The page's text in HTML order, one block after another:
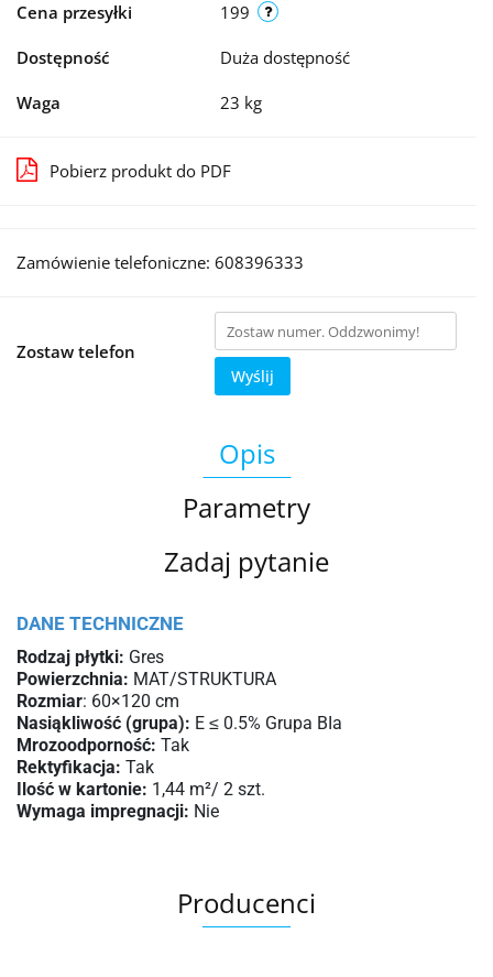
Cena przesyłki 199
Dostępność Duża dostępność
Waga 23 kg
Pobierz produkt do PDF
Zamówienie telefoniczne: 608396333
Zostaw telefon
Wyślij
Opis
Parametry
Zadaj pytanie
DANE TECHNICZNE
Rodzaj płytki: Gres
Powierzchnia: MAT/STRUKTURA
Rozmiar: 60×120 cm
Nasiąkliwość (grupa): E ≤ 0.5% Grupa BIa
Mrozoodporność: Tak
Rektyfikacja: Tak
Ilość w kartonie: 1,44 m²/ 2 szt.
Wymaga impregnacji: Nie
Producenci